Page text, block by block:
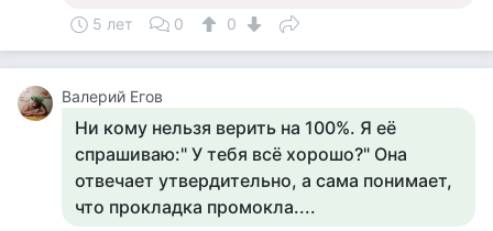
5 лет 0 0
Валерий Егов
Ни кому нельзя верить на 100%. Я её
спрашиваю:" У тебя всё хорошо?" Она
отвечает утвердительно, а сама понимает,
что прокладка промокла....